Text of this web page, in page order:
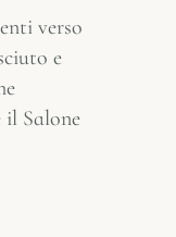
verso
e
il Salone